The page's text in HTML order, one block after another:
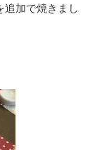
追加で焼きまし